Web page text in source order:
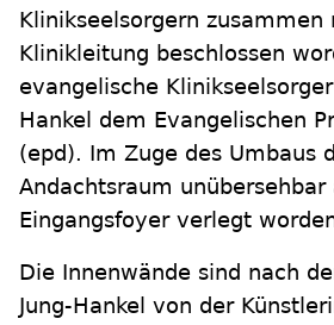
Klinikseelsorgern zusammen
Klinikleitung beschlossen
evangelische
Hankel dem Evangelischen
(epd). Im Zuge des Umbaus
Andachtsraum unübersehbar
Eingangsfoyer verlegt
Die Innenwände sind nach
Jung-Hankel von der